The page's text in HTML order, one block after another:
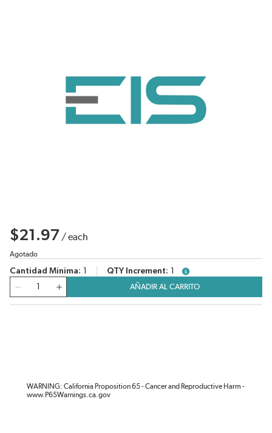
$21.97 /each
Agotado
Cantidad Mínima QTY Increment
more info
Cantidad
AÑADIR AL CARRITO
WARNING: California Proposition 65 - Cancer and Reproductive Harm -
www.P65Warnings.ca.gov